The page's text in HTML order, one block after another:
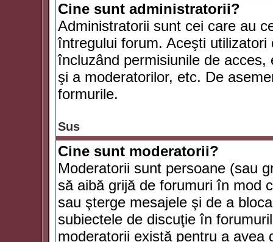
Cine sunt administratorii?
Administratorii sunt cei care au
întregului forum. Aceşti
încluzând permisiunile de
şi a moderatorilor, etc. De
formurile.
Sus
Cine sunt moderatorii?
Moderatorii sunt persoane (sau
să aibă grijă de forumuri în mod
sau şterge mesajele şi de a
subiectele de discuţie în
moderatorii există pentru a avea